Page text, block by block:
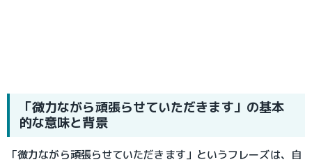
「微力ながら頑張らせていただきます」の基本
的な意味と背景
「微力ながら頑張らせていただきます」というフレーズは、自